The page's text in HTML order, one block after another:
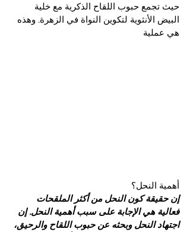
حيث تجمع حبوب اللقاح الذكرية مع خلية
البيض الأنثوية لتكوين النواة في الزهرة. وهذه
هي عملية
أهمية النحل؟
إن حقيقة كون النحل من أكثر الملقحات
فعالية هي الإجابة على سبب أهمية النحل. إن
اجتهاد النحل وبحثه عن حبوب اللقاح والرحيق،